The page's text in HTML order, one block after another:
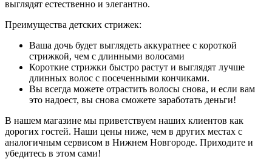
выглядят естественно и элегантно.
Преимущества детских стрижек:
Ваша дочь будет выглядеть аккуратнее с короткой
стрижкой, чем с длинными волосами
Короткие стрижки быстро растут и выглядят лучше
длинных волос с посеченными кончиками.
Вы всегда можете отрастить волосы снова, и если вам
это надоест, вы снова сможете заработать деньги!
В нашем магазине мы приветствуем наших клиентов как
дорогих гостей. Наши цены ниже, чем в других местах с
аналогичным сервисом в Нижнем Новгороде. Приходите и
убедитесь в этом сами!